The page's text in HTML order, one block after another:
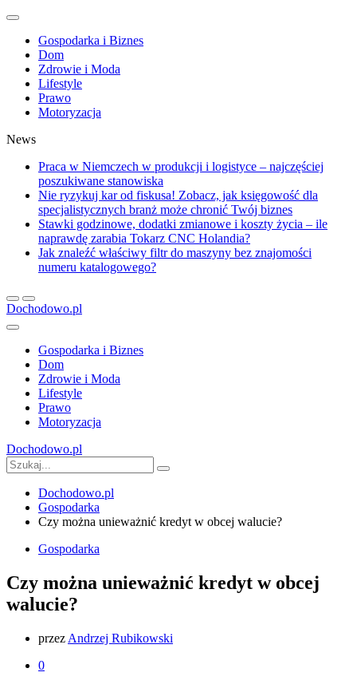
Gospodarka i Biznes
Dom
Zdrowie i Moda
Lifestyle
Prawo
Motoryzacja
News
Praca w Niemczech w produkcji i logistyce – najczęściej
poszukiwane stanowiska
Nie ryzykuj kar od fiskusa! Zobacz, jak księgowość dla
specjalistycznych branż może chronić Twój biznes
Stawki godzinowe, dodatki zmianowe i koszty życia – ile
naprawdę zarabia Tokarz CNC Holandia?
Jak znaleźć właściwy filtr do maszyny bez znajomości
numeru katalogowego?
Dochodowo.pl
Gospodarka i Biznes
Dom
Zdrowie i Moda
Lifestyle
Prawo
Motoryzacja
Dochodowo.pl
Dochodowo.pl
Gospodarka
Czy można unieważnić kredyt w obcej walucie?
Gospodarka
Czy można unieważnić kredyt w obcej
walucie?
przez Andrzej Rubikowski
0